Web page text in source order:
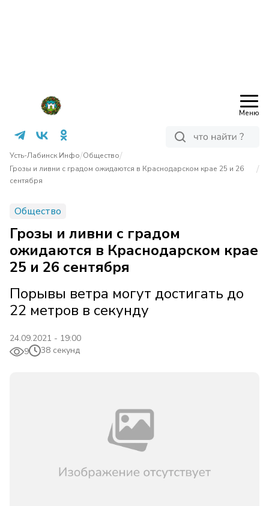
Меню
Усть-Лабинск Инфо/Общество/
Грозы и ливни с градом ожидаются в Краснодарском крае 25 и 26
сентября
/
Общество
Грозы и ливни с градом
ожидаются в Краснодарском крае
25 и 26 сентября
Порывы ветра могут достигать до
22 метров в секунду
24.09.2021 - 19:00
9
38 секунд